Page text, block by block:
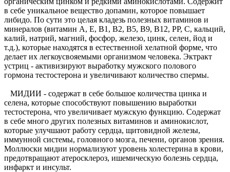
в себе уникальное вещество допамин, которое повышает
либидо. По сути это целая кладезь полезных витаминов и
минералов (витамин А, Е, В1, В2, В5, В9, В12, РР, С, кальций,
калий, натрий, магний, фосфор, железо, цинк, селен, йод и
т.д.), которые находятся в естественной хелатной форме, что
делает их легкоусвояемыми организмом человека. Эктракт
устриц - активизируют выработку мужского полового
гормона тестостерона и увеличивают количество спермы.
МИДИИ - содержат в себе большое количества цинка и
селена, которые способствуют повышению выработки
тестостерона, что увеличивает мужскую функцию. Содержат
в себе много других полезных витаминов и аминокислот,
которые улучшают работу сердца, щитовидной железы,
иммунной системы, головного мозга, печени, органов зрения.
Моллюски мидии нормализуют уровень холестерина в крови,
предотвращают атеросклероз, ишемическую болезнь сердца,
инфаркт и инсульт.